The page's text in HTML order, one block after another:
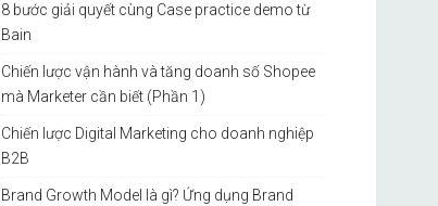
8 bước giải quyết cùng Case practice demo từ
Bain
Chiến lược vận hành và tăng doanh số Shopee
mà Marketer cần biết (Phần 1)
Chiến lược Digital Marketing cho doanh nghiệp
B2B
Brand Growth Model là gì? Ứng dụng Brand